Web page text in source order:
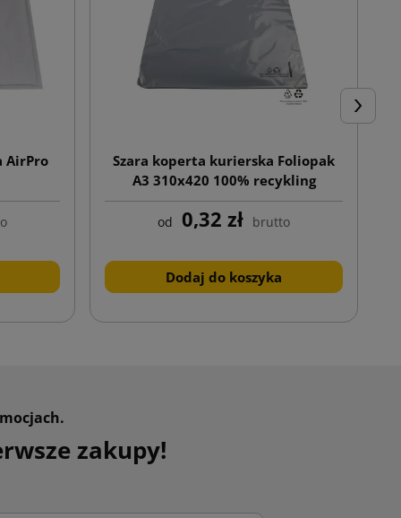
AirPro
Szara koperta kurierska Foliopak
A3 310x420 100% recykling
od 0,32 zł brutto
Dodaj do koszyka
zakupy!